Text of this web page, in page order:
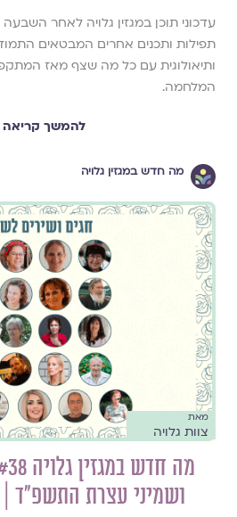
עדכוני תוכן במגזין גלויה לאחר
תפילות ותכנים אחרים המבטאים
ותיאולוגית עם כל מה שצף מאז
המלחמה.
להמשך קריאה
מה חדש במגזין גלויה
מאת
צוות גלויה
ושמיני עצרת התשפ״ד |